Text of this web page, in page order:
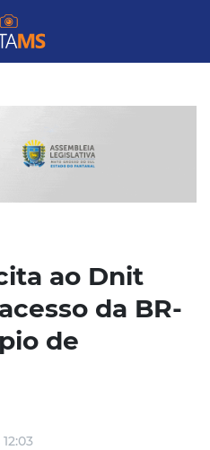
ao Dnit
da BR-
de
12:03